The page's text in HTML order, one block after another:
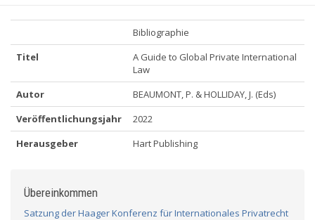
Bibliographie
Titel
A Guide to Global Private International
Law
Autor
BEAUMONT, P. & HOLLIDAY, J. (Eds)
Veröffentlichungsjahr
2022
Herausgeber
Hart Publishing
Übereinkommen
Satzung der Haager Konferenz für Internationales Privatrecht